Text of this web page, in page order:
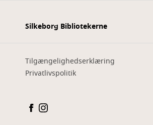
Silkeborg Bibliotekerne
Tilgængelighedserklæring
Privatlivspolitik